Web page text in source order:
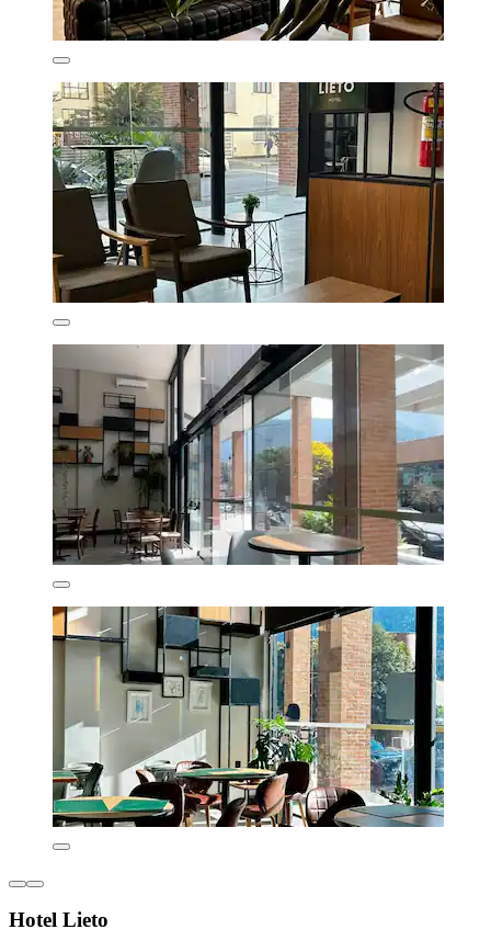
Hotel Lieto